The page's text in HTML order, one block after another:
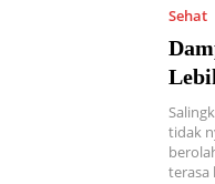
Sehat
tidak
terasa